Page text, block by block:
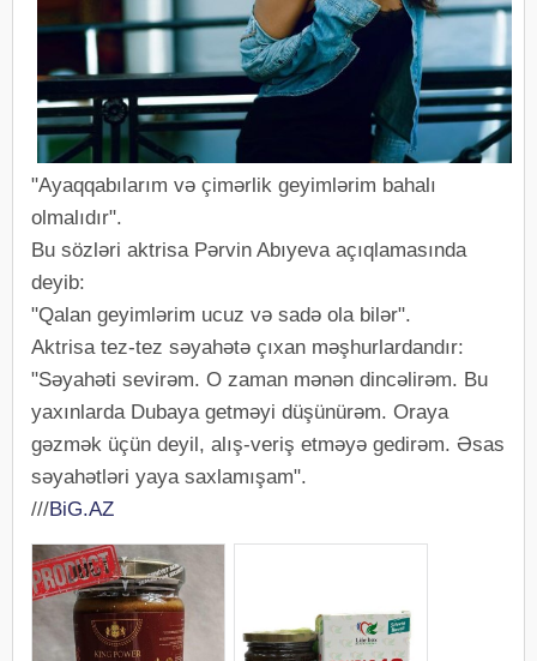
"Ayaqqabılarım və çimərlik geyimlərim bahalı
olmalıdır".
Bu sözləri aktrisa Pərvin Abıyeva açıqlamasında
deyib:
"Qalan geyimlərim ucuz və sadə ola bilər".
Aktrisa tez-tez səyahətə çıxan məşhurlardandır:
"Səyahəti sevirəm. O zaman mənən dincəlirəm. Bu
yaxınlarda Dubaya getməyi düşünürəm. Oraya
gəzmək üçün deyil, alış-veriş etməyə gedirəm. Əsas
səyahətləri yaya saxlamışam".
///BiG.AZ